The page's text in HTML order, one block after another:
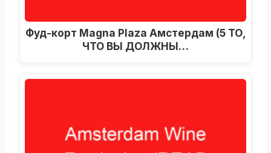
Фуд-корт Magna Plaza Амстердам (5 ТО,
ЧТО ВЫ ДОЛЖНЫ…